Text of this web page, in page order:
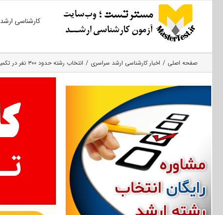
کارشناسی ارشد
صفحه اصلی اخبار کارشناسی ارشد سراسری انتخاب رشته حدود ۳۰۰ نفر در تکمیل ظرفیت ارشد بهمن ۹۶